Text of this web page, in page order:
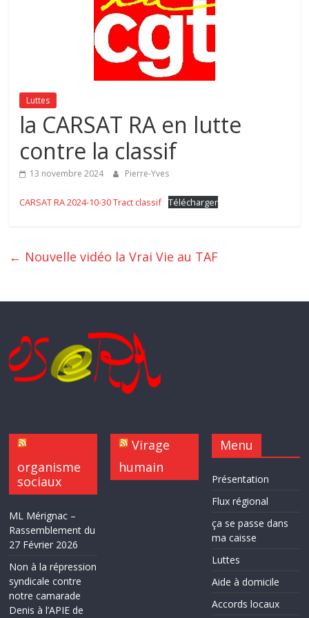
Luttes
la CARSAT RA en lutte
contre la classif
13 novembre 2024 Pierre-Yves
CARSAT RA 2024-10-30 Tract classif Télécharger
← Nouvelle vidéo la Vrai Vie au TAF
organisme
sociaux
ML Mérignac –
Rassemblement du
27 Février 2026
Non à la répression
syndicale contre
notre camarade
Denis à l’APIE de
Virage
humain
Menu
Présentation
Flux régional
ça se passe dans
ma caisse
Luttes
Aide à domicile
Accords locaux